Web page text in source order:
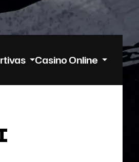
Casino Online